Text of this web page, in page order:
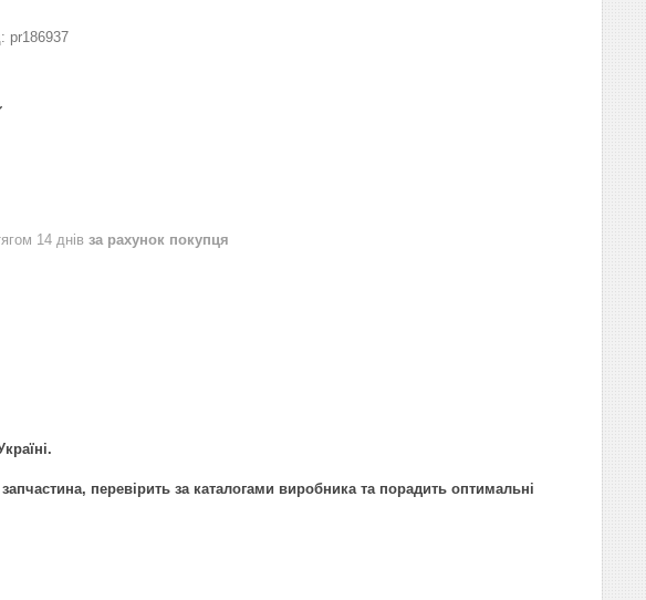
pr186937
14 днів за рахунок покупця
перевірить за каталогами виробника та порадить оптимальні